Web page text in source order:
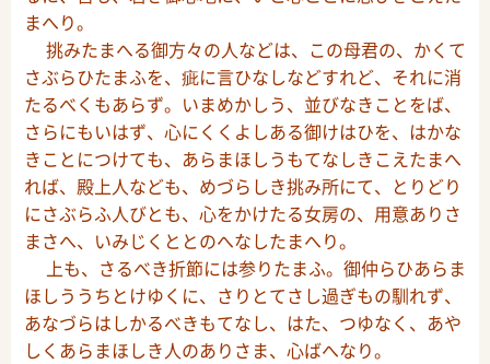
まへり。
挑みたまへる御方々の人などは、この母君の、かくて
さぶらひたまふを、疵に言ひなしなどすれど、それに消
たるべくもあらず。いまめかしう、並びなきことをば、
さらにもいはず、心にくくよしある御けはひを、はかな
きことにつけても、あらまほしうもてなしきこえたまへ
れば、殿上人なども、めづらしき挑み所にて、とりどり
にさぶらふ人びとも、心をかけたる女房の、用意ありさ
まさへ、いみじくととのへなしたまへり。
上も、さるべき折節には参りたまふ。御仲らひあらま
ほしううちとけゆくに、さりとてさし過ぎもの馴れず、
あなづらはしかるべきもてなし、はた、つゆなく、あや
しくあらまほしき人のありさま、心ばへなり。